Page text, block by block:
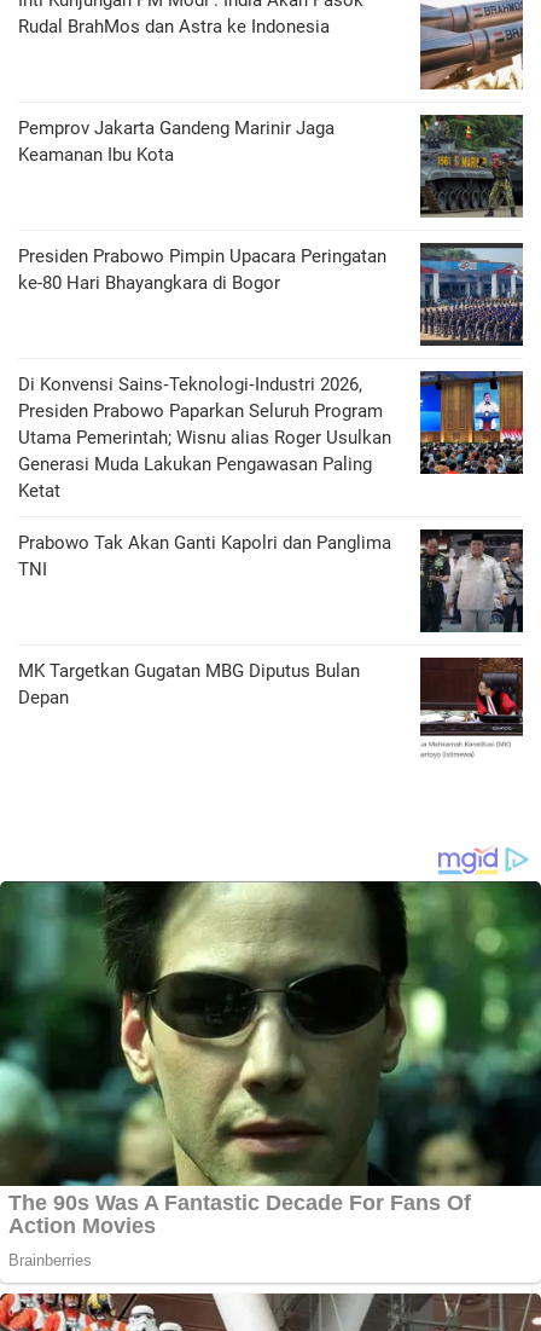
Rudal BrahMos dan Astra ke Indonesia
Pemprov Jakarta Gandeng Marinir Jaga
Keamanan Ibu Kota
Presiden Prabowo Pimpin Upacara Peringatan
ke-80 Hari Bhayangkara di Bogor
Di Konvensi Sains‑Teknologi‑Industri 2026,
Presiden Prabowo Paparkan Seluruh Program
Utama Pemerintah; Wisnu alias Roger Usulkan
Generasi Muda Lakukan Pengawasan Paling
Ketat
Prabowo Tak Akan Ganti Kapolri dan Panglima
TNI
MK Targetkan Gugatan MBG Diputus Bulan
Depan